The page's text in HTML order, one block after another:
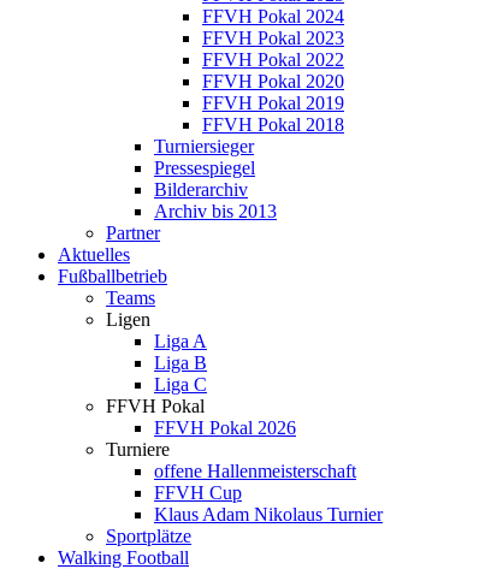
FFVH Pokal 2024
FFVH Pokal 2023
FFVH Pokal 2022
FFVH Pokal 2020
FFVH Pokal 2019
FFVH Pokal 2018
Turniersieger
Pressespiegel
Bilderarchiv
Archiv bis 2013
Partner
Aktuelles
Fußballbetrieb
Teams
Ligen
Liga A
Liga B
Liga C
FFVH Pokal
FFVH Pokal 2026
Turniere
offene Hallenmeisterschaft
FFVH Cup
Klaus Adam Nikolaus Turnier
Sportplätze
Walking Football